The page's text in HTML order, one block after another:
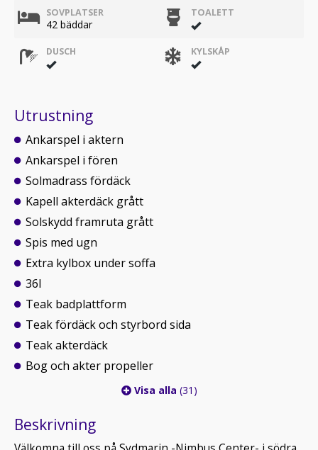
SOVPLATSER
42 bäddar
TOALETT
DUSCH KYLSKÅP
Utrustning
Ankarspel i aktern
Ankarspel i fören
Solmadrass fördäck
Kapell akterdäck grått
Solskydd framruta grått
Spis med ugn
Extra kylbox under soffa
36l
Teak badplattform
Teak fördäck och styrbord sida
Teak akterdäck
Bog och akter propeller
Visa alla (31)
Beskrivning